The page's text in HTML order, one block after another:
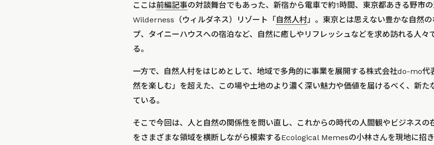
ここは前編記事の対談舞台でもあった、新宿から電車で約1時間、東京都あきる野市
Wilderness（ウィルダネス）リゾート「自然人村」。東京とは思えない豊かな自然
プ、タイニーハウスへの宿泊など、自然に癒しやリフレッシュなどを求め訪れる人々
る。
一方で、自然人村をはじめとして、地域で多角的に事業を展開する株式会社do-mo代
然を楽しむ」を超えた、この場や土地のより濃く深い魅力や価値を届けるべく、新た
ている。
そこで今回は、人と自然の関係性を問い直し、これからの時代の人間観やビジネスの
をさまざまな領域を横断しながら模索するEcological Memesの小林さんを現地に招